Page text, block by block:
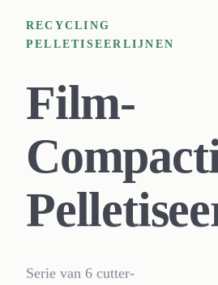
RECYCLING
PELLETISEERLIJNEN
Film-
Serie van 6 cutter-